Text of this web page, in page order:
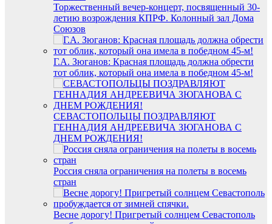
Торжественный вечер-концерт, посвященный 30-
летию возрождения КПРФ. Колонный зал Дома
Союзов
Г.А. Зюганов: Красная площадь должна обрести
тот облик, который она имела в победном 45-м!
СЕВАСТОПОЛЬЦЫ ПОЗДРАВЛЯЮТ
ГЕННАДИЯ АНДРЕЕВИЧА ЗЮГАНОВА С
ДНЕМ РОЖДЕНИЯ!
Россия сняла ограничения на полеты в восемь
стран
Весне дорогу! Пригретый солнцем Севастополь